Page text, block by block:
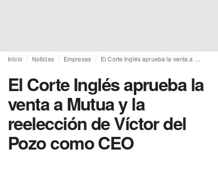
Inicio Noticias Empresas
El Corte Inglés aprueba la
venta a Mutua y la
reelección de Víctor del
Pozo como CEO